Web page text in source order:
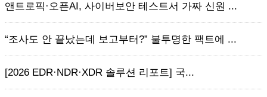
앤트로픽·오픈AI, 사이버보안 테스트서 가짜 신원 ...
“조사도 안 끝났는데 보고부터?” 불투명한 팩트에 ...
[2026 EDR·NDR·XDR 솔루션 리포트] 국...